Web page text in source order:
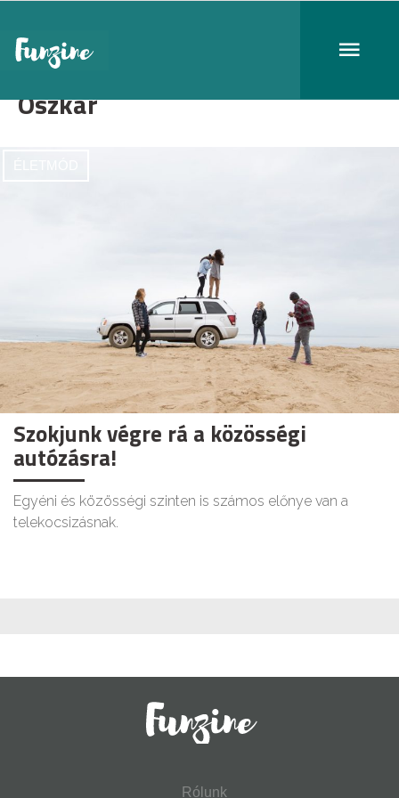
Oszkár
Szokjunk végre rá a közösségi
autózásra!
Egyéni és közösségi szinten is számos előnye van a
telekocsizásnak.
Rólunk